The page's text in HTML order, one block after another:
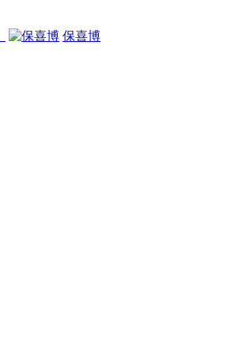
保喜博